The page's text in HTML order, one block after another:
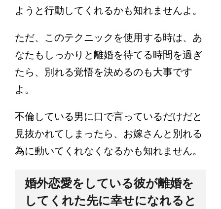
ようと行動してくれるかも知れませんよ。
ただ、このテクニックを使用する時は、あ
なたもしっかりと離婚を待てる時間を過ぎ
たら、別れる覚悟を決めるのも大事です
よ。
不倫している男に口で言っているだけだと
見抜かれてしまったら、お嫁さんと別れる
為に動いてくれなくなるかも知れません。
婚外恋愛をしている彼が離婚を
してくれた先に幸せになれると